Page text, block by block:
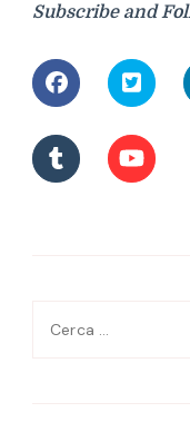
Subscribe and
Ricerca